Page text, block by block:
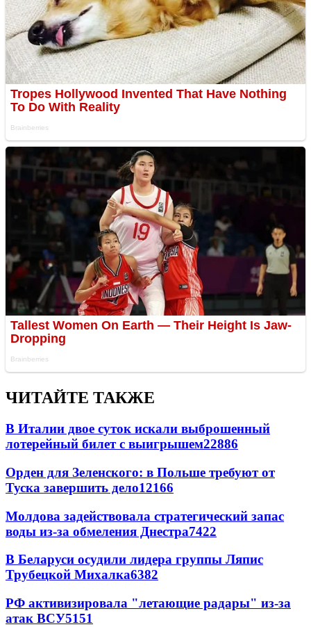
ЧИТАЙТЕ ТАКЖЕ
В Италии двое суток искали выброшенный
лотерейный билет с выигрышем22886
Орден для Зеленского: в Польше требуют от
Туска завершить дело12166
Молдова задействовала стратегический запас
воды из-за обмеления Днестра7422
В Беларуси осудили лидера группы Ляпис
Трубецкой Михалка6382
РФ активизировала "летающие радары" из-за
атак ВСУ5151